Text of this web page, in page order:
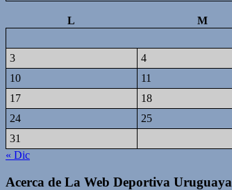
L
M
3
4
10
11
17
18
24
25
31
« Dic
Acerca de La Web Deportiva Uruguaya